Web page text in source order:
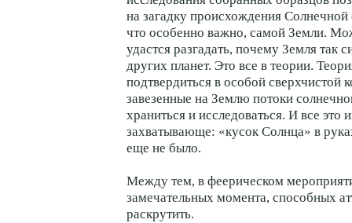
на загадку происхождения
что особенно важно, самой Земли.
удастся разгадать, почему Земля так
других планет. Это все в теории.
подтвердиться в особой сверхчистой
завезенные на Землю потоки
храниться и исследоваться. И все это
захватывающе: «кусок Солнца» в
еще не было.
Между тем, в феерическом
замечательных момента, способных
раскрутить.